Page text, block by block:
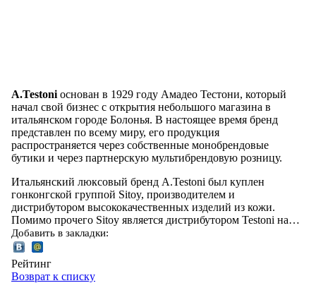
A.Testoni основан в 1929 году Амадео Тестони, который
начал свой бизнес с открытия небольшого магазина в
итальянском городе Болонья. В настоящее время бренд
представлен по всему миру, его продукция
распространяется через собственные монобрендовые
бутики и через партнерскую мультибрендовую розницу.
Итальянский люксовый бренд A.Testoni был куплен
гонконгской группой Sitoy, производителем и
дистрибутором высококачественных изделий из кожи.
Помимо прочего Sitoy является дистрибутором Testoni на…
Добавить в закладки:
Рейтинг
Возврат к списку